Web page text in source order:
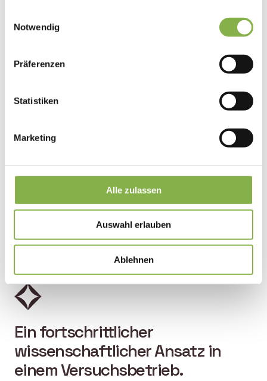
Notwendig
Präferenzen
Statistiken
Marketing
Alle zulassen
Auswahl erlauben
Ablehnen
Ein fortschrittlicher
wissenschaftlicher Ansatz in
einem Versuchsbetrieb.